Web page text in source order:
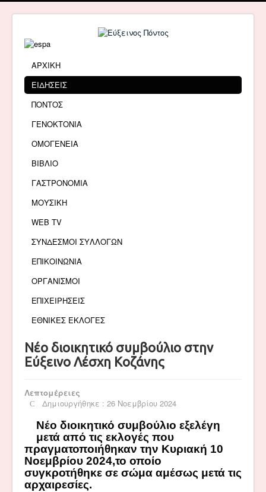
ΑΡΧΙΚΗ
ΕΙΔΗΣΕΙΣ
ΠΟΝΤΟΣ
ΓΕΝΟΚΤΟΝΙΑ
ΟΜΟΓΕΝΕΙΑ
ΒΙΒΛΙΟ
ΓΑΣΤΡΟΝΟΜΙΑ
ΜΟΥΣΙΚΗ
WEB TV
ΣΥΝΔΕΣΜΟΙ ΣΥΛΛΟΓΩΝ
ΕΠΙΚΟΙΝΩΝΙΑ
ΟΡΓΑΝΙΣΜΟΙ
ΕΠΙΧΕΙΡΗΣΕΙΣ
ΕΘΝΙΚΕΣ ΕΚΛΟΓΕΣ
Νέο διοικητικό συμβούλιο στην
Εύξεινο Λέσχη Κοζάνης
Λεπτομέρειες
Δημιουργήθηκε : 26 Νοεμβρίου 2024
Νέο διοικητικό συμβούλιο εξελέγη
μετά από τις εκλογές που
πραγματοποιήθηκαν την Κυριακή 10
Νοεμβρίου 2024,το οποίο
συγκροτήθηκε σε σώμα αμέσως μετά τις
αρχαιρεσίες.